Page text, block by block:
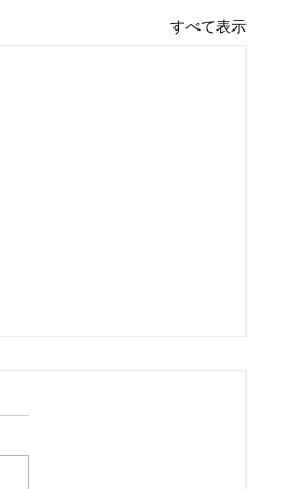
すべて表示